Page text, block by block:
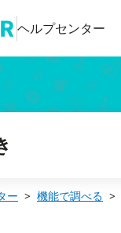
ヘルプセンター
ー 機能で調べる